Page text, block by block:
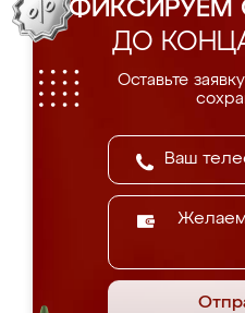
ФИКСИРУЕМ
ДО
Оставьте